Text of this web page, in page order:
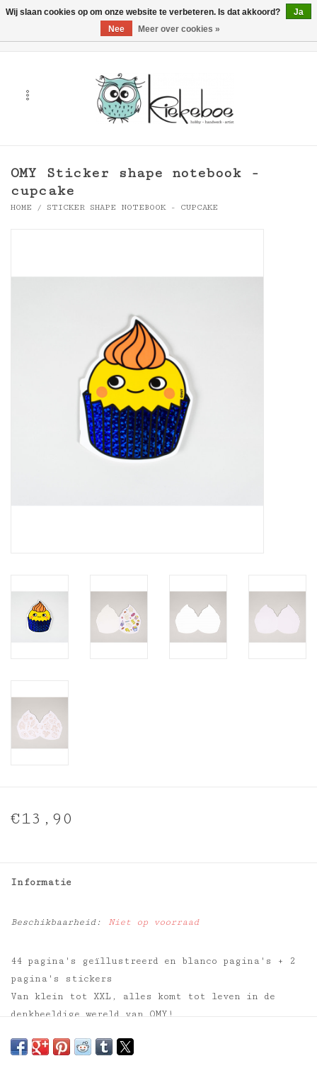
Handwerk & Textiel
Springkasteel
OMY Sticker shape notebook -
cupcake
HOME / STICKER SHAPE NOTEBOOK - CUPCAKE
€13,90
Informatie
Beschikbaarheid: Niet op voorraad
44 pagina's geïllustreerd en blanco pagina's + 2
pagina's stickers
Van klein tot XXL, alles komt tot leven in de
denkbeeldige wereld van OMY!
Dit activiteitenboek in de vorm van een cupcake is
gemaakt van 44 pagina's met leuke illustraties,
Wij slaan cookies op om onze website te verbeteren. Is dat akkoord?
Ja
Nee
Meer over cookies »